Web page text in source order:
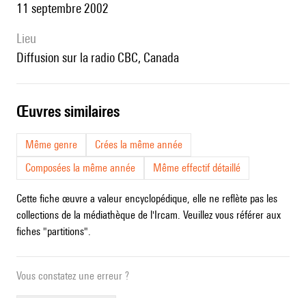
11 septembre 2002
lieu
Diffusion sur la radio CBC, Canada
œuvres similaires
Même genre
Crées la même année
Composées la même année
Même effectif détaillé
Cette fiche œuvre a valeur encyclopédique, elle ne reflète pas les
collections de la médiathèque de l'Ircam. Veuillez vous référer aux
fiches "partitions".
Vous constatez une erreur ?